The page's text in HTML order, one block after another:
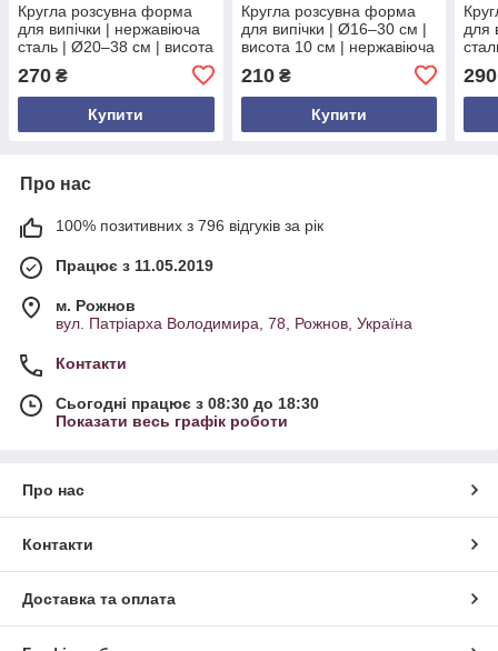
Кругла розсувна форма
для випічки | нержавіюча
сталь | Ø20–38 см | висота
роз’ємними замками | для
тортів
270 ₴
Купити
Кругла розсувна форма
для випічки | Ø16–30 см |
висота 10 см | нержавіюча
регульована |
універсальна
210₴
Купити
для
290
Про нас
100% позитивних з 796 відгуків за рік
Працює з 11.05.2019
м. Рожнов
вул. Патріарха Володимира, 78, Рожнов, Україна
Контакти
Сьогодні працює з 08:30 до 18:30
Показати весь графік роботи
Про нас
Контакти
Доставка та оплата